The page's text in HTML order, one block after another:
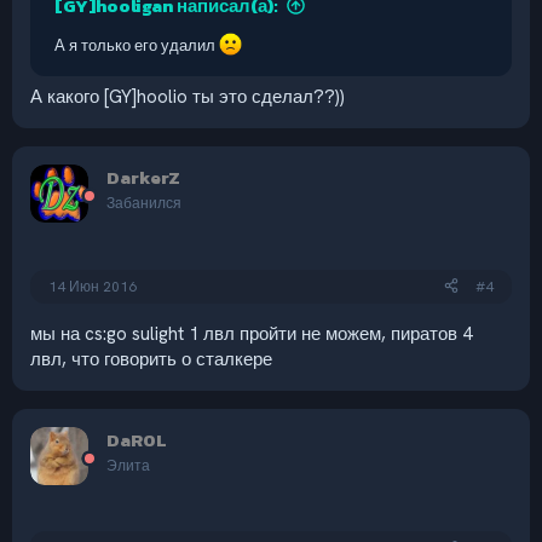
А я только его удалил
А какого [GY]hoolio ты это сделал??))
DarkerZ
Забанился
14 Июн 2016 #4
мы на cs:go sulight 1 лвл пройти не можем, пиратов 4
лвл, что говорить о сталкере
DaR0L
Элита